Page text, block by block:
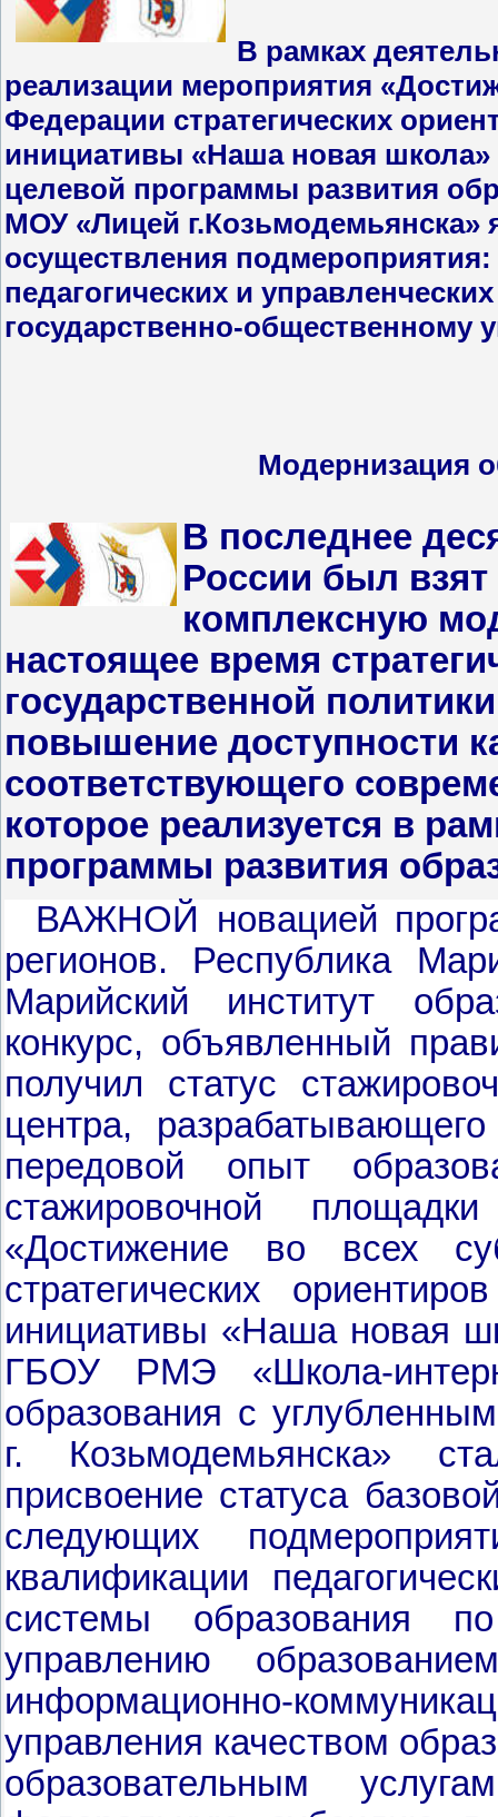
В рамках
реализации мероприятия
Федерации стратегических
инициативы «Наша новая
целевой программы развития
МОУ «Лицей г.Козьмодемьянска»
осуществления подмероприятия:
педагогических и
государственно-общественному
Модернизация
В последнее
России был взят
комплексную
настоящее время
государственной
повышение доступности
соответствующего
которое реализуется в
программы развития
ВАЖНОЙ новацией
регионов. Республика
Марийский институт
конкурс, объявленный
получил статус
центра,
передовой опыт
стажировочной
«Достижение во всех
стратегических
инициативы «Наша новая
ГБОУ РМЭ «Школа-
образования с
г. Козьмодемьянска»
присвоение статуса
следующих
квалификации
системы образования по
управлению
информационно-
управления качеством
образовательным